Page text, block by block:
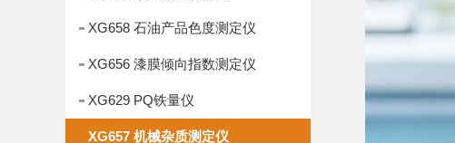
XG658 石油产品色度测定仪
XG656 漆膜倾向指数测定仪
XG629 PQ铁量仪
XG657 机械杂质测定仪